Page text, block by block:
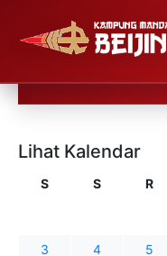
Lihat Kalendar
S S R
3
4 5